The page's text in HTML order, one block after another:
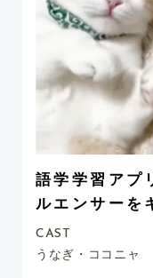
語学学習アプ
ルエンサーを
CAST
うなぎ・ココニャ